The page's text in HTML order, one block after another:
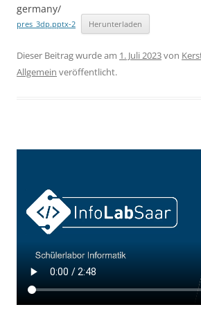
germany/
pres_3dp.pptx-2 Herunterladen
Dieser Beitrag wurde am 1. Juli 2023von
Allgemein veröffentlicht.